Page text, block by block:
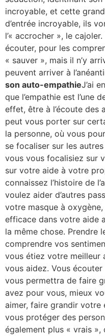
incroyable, et cette
d’entrée incroyable, ils
l’« accrocher », le
écouter, pour les
« sauver », mais il n’y
peuvent arriver à
son auto-empathieJ’ai
que l’empathie est l’une
effet, être à l’écoute des
peut vous porter sur
la personne, où vous
se focaliser sur les
vous vous focalisiez sur
sur votre aide à votre
connaissez l’histoire de
voulez aider d’autres
votre masque à
efficace dans votre aide
la même chose. Prendre
comprendre vos
vous étiez votre meilleur
vous aidez. Vous
vous permettra de faire
avez pour vous, mieux
aimer, faire grandir votre
vous protéger des
également plus « vrais